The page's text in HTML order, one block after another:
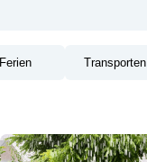
Ferien Transporten